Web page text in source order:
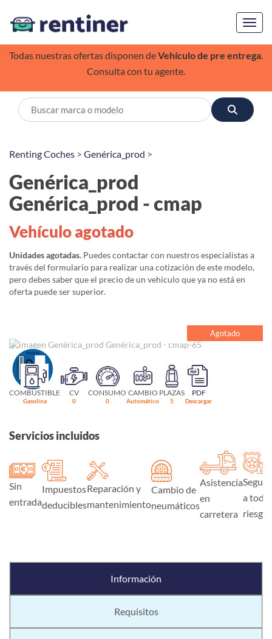
Todas nuestras ofertas disponen deVehículo de pre entrega.
Consulta con tu agente.
Renting Coches > Genérica_prod >
Genérica_prod
Genérica_prod - cmap
Vehículo agotado
Unidades agotadas. Puedes contactar con nuestros especialistas a
través del formulario para realizar una cotización de este modelo,
pero debes saber que el precio de un vehículo que ya no está en
oferta puede ser superior.
Agotado
COMBUSTIBLE
Gasolina
CV
0
CONSUMO
0
CAMBIO
Automático
PLAZAS
5
PDF
Descargar
Servicios incluidos
Sin
entrada
Impuestos
deducibles
Reparación y
mantenimiento
Cambio de
neumáticos
Asistencia
en
carretera
Seguro
a todo
riesgo
Información
Requisitos